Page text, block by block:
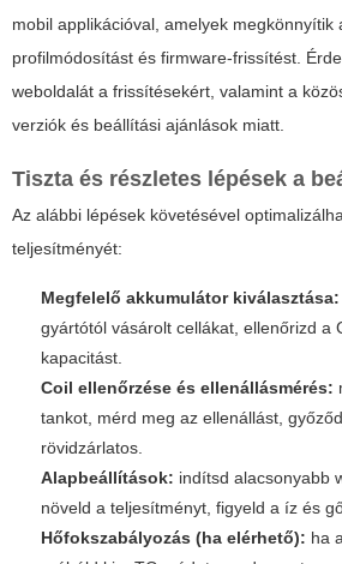
mobil applikációval, amelyek megkönnyítik
profilmódosítást és firmware-frissítést.
weboldalát a frissítésekért, valamint a
verziók és beállítási ajánlások miatt.
Tiszta és részletes lépések a
Az alábbi lépések követésével
teljesítményét:
Megfelelő akkumulátor kiválasztása:
gyártótól vásárolt cellákat, ellenőrizd a
kapacitást.
Coil ellenőrzése és ellenállásmérés:
tankot, mérd meg az ellenállást,
rövidzárlatos.
Alapbeállítások: indítsd alacsonyabb
növeld a teljesítményt, figyeld a íz és
Hőfokszabályozás (ha elérhető): ha